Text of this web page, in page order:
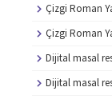
Çizgi Roman
Çizgi Roman
Dijital masal
Dijital masal